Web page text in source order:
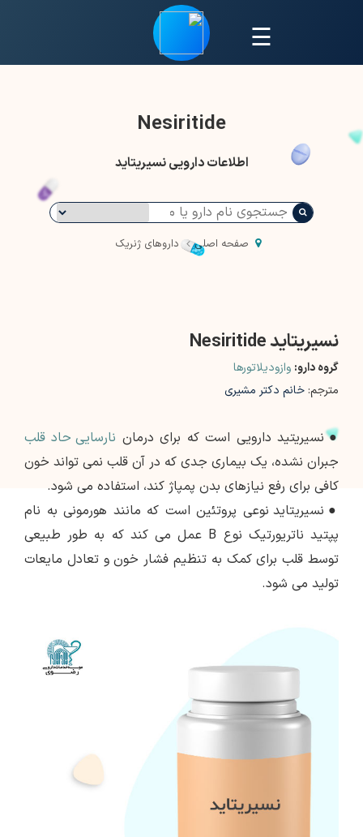
☰
Nesiritide
اطلاعات دارویی نسیریتاید
صفحه اصلی داروهای ژنریک
نسیریتاید Nesiritide
گروه دارو: وازودیلاتورها
مترجم: خانم دکتر مشیری
●نسیریتید دارویی است که برای درمان نارسایی حاد قلب
جبران نشده، یک بیماری جدی که در آن قلب نمی تواند خون
کافی برای رفع نیازهای بدن پمپاژ کند، استفاده می شود.
● نسیریتاید نوعی پروتئین است که مانند هورمونی به نام
پپتید ناتریورتیک نوع B عمل می کند که به طور طبیعی
توسط قلب برای کمک به تنظیم فشار خون و تعادل مایعات
تولید می شود.